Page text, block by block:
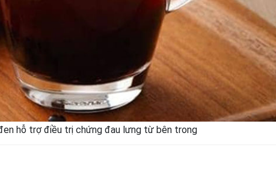
hỗ trợ điều trị chứng đau lưng từ bên trong